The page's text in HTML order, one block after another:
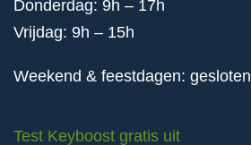
Donderdag: 9h – 17h
Vrijdag: 9h – 15h
Weekend & feestdagen: gesloten
Test Keyboost gratis uit